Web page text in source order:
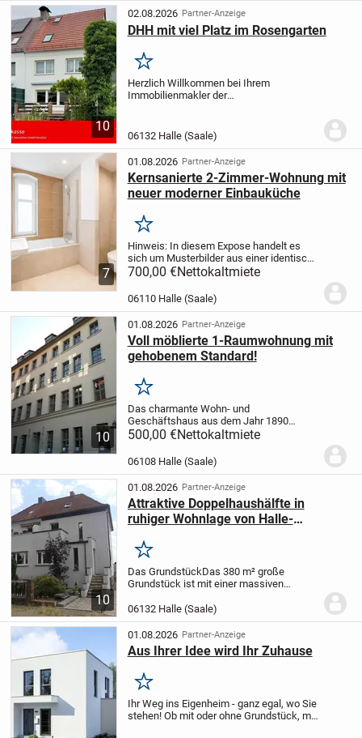
10
02.08.2026 Partner-Anzeige
DHH mit viel Platz im Rosengarten
Merken
Herzlich Willkommen bei Ihrem
Immobilienmakler der
ein Zuhause mit großzügigem
Platzangebot, vielseitigen Nutzungsmög...
06132 Halle (Saale)
7
01.08.2026 Partner-Anzeige
Kernsanierte 2-Zimmer-Wohnung mit
neuer moderner Einbauküche
Merken
Hinweis: In diesem Expose handelt es
sich um Musterbilder aus einer identisch
ausgestatteten Wohnung und um mit KI
bereits zu visualisieren. Zur Vermietung
700,00 €Nettokaltmiete
06110 Halle (Saale)
10
01.08.2026 Partner-Anzeige
Voll möblierte 1-Raumwohnung mit
gehobenem Standard!
Merken
Das charmante Wohn- und
Geschäftshaus aus dem Jahr 1890
verbindet historischen Charakter mit
sorgt für eine bequeme Erreichbarkeit
aller Wohnungen und Apartments,...
500,00 €Nettokaltmiete
06108 Halle (Saale)
10
01.08.2026 Partner-Anzeige
Attraktive Doppelhaushälfte in
ruhiger Wohnlage von Halle-
Merken
Das GrundstückDas 380 m² große
Grundstück ist mit einer massiven
großzügigen Garage mit Nebengelass
bebaut. Vor der Garage befinden sich zwei
zusätzliche Pkw-Stellplätze....
06132 Halle (Saale)
01.08.2026 Partner-Anzeige
Aus Ihrer Idee wird Ihr Zuhause
Merken
Ihr Weg ins Eigenheim - ganz egal, wo Sie
stehen! Ob mit oder ohne Grundstück, mit